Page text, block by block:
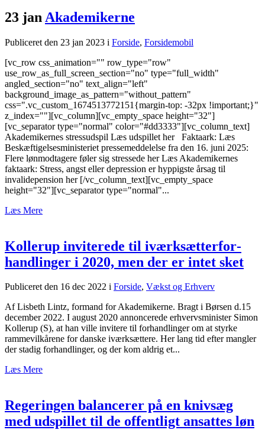
23 jan Akademikerne
Publiceret den 23 jan 2023 i Forside, Forsidemobil
[vc_row css_animation="" row_type="row"
use_row_as_full_screen_section="no" type="full_width"
angled_section="no" text_align="left"
background_image_as_pattern="without_pattern"
css=".vc_custom_1674513772151{margin-top: -32px !important;}"
z_index=""][vc_column][vc_empty_space height="32"]
[vc_separator type="normal" color="#dd3333"][vc_column_text]
Akademikernes stressudspil Læs udspillet her Faktaark: Læs
Beskæftigelsesministeriet pressemeddelelse fra den 16. juni 2025:
Flere lønmodtagere føler sig stressede her Læs Akademikernes
faktaark: Stress, angst eller depression er hyppigste årsag til
invalidepension her [/vc_column_text][vc_empty_space
height="32"][vc_separator type="normal"...
Læs Mere
Kollerup invite­rede til iværksæt­ter­for­
hand­linger i 2020, men der er intet sket
Publiceret den 16 dec 2022 i Forside, Vækst og Erhverv
Af Lisbeth Lintz, formand for Akademikerne. Bragt i Børsen d.15
december 2022. I august 2020 annoncerede erhvervsminister Simon
Kollerup (S), at han ville invitere til forhandlinger om at styrke
rammevilkårene for danske iværksættere. Her lang tid efter mangler
der stadig forhandlinger, og der kom aldrig et...
Læs Mere
Regeringen balancerer på en knivsæg
med udspillet til de offentligt ansattes løn